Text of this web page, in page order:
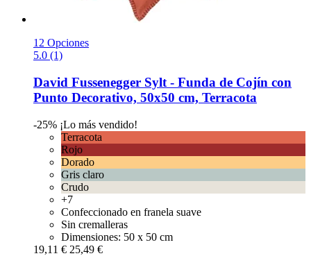
12 Opciones
5.0 (1)
David Fussenegger Sylt -​ Funda de Cojín con
Punto Decorativo, 50x50 cm, Terracota
-25% ¡Lo más vendido!
Terracota
Rojo
Dorado
Gris claro
Crudo
+7
Confeccionado en franela suave
Sin cremalleras
Dimensiones: 50 x 50 cm
19,11 € 25,49 €